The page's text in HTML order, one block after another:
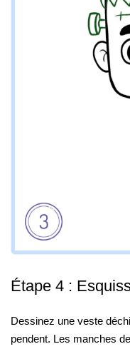
Étape 4 :
Dessinez une veste
pendent. Les manches